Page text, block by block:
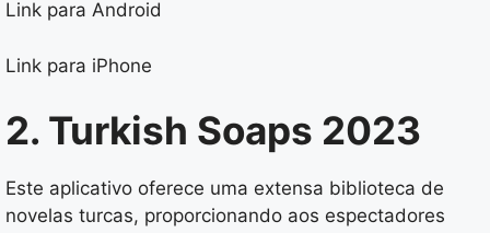
Link para Android
Link para iPhone
2. Turkish Soaps 2023
Este aplicativo oferece uma extensa biblioteca de
novelas turcas, proporcionando aos espectadores